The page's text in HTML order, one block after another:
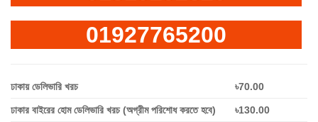
01927765200
ঢাকায় ডেলিভারি খরচ ৳70.00
ঢাকার বাইরের হোম ডেলিভারি খরচ (অগ্রীম পরিশোধ করতে হবে) ৳130.00